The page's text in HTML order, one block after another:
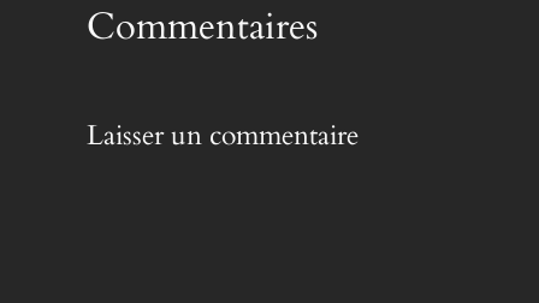
Commentaires
Laisser un commentaire